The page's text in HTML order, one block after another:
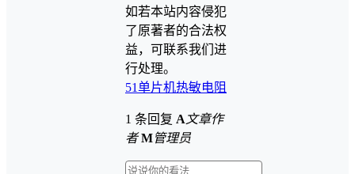
如若本站内容侵犯
了原著者的合法权
益，可联系我们进
行处理。
51单片机热敏电阻
1 条回复 A 文章作
者 M管理员